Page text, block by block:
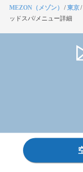
MEZON（メゾン） /東京/
ッドスパ/メニュー詳細